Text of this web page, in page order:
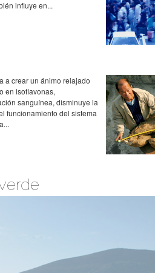
influye en...
a crear un ánimo relajado
en isoflavonas,
sanguínea, disminuye la
funcionamiento del sistema